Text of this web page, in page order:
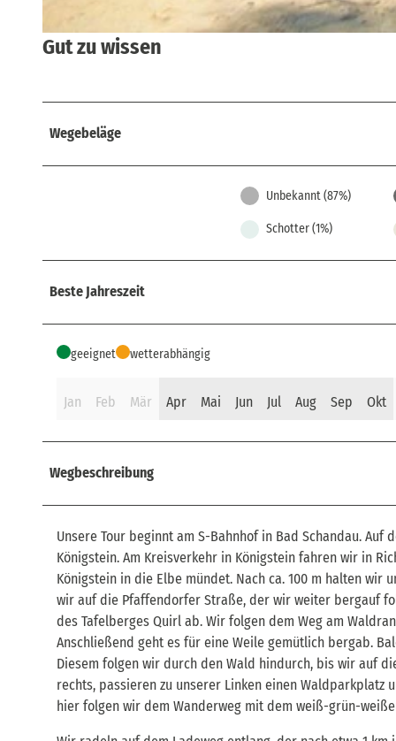
© Henrik Voigt, Tourismusverband Sächsische Schweiz
Gut zu wissen
Wegebeläge
Unbekannt (87%)
Schotter (1%)
Beste Jahreszeit
geeignet wetterabhängig
Jan Feb Mär Apr Mai Jun Jul Aug Sep Okt
Wegbeschreibung
Unsere Tour beginnt am S-Bahnhof in Bad Schandau.
Königstein. Am Kreisverkehr in Königstein fahren wir in
Königstein in die Elbe mündet. Nach ca. 100 m halten
wir auf die Pfaffendorfer Straße, der wir weiter bergauf
des Tafelberges Quirl ab. Wir folgen dem Weg am
Anschließend geht es für eine Weile gemütlich bergab.
Diesem folgen wir durch den Wald hindurch, bis wir auf
rechts, passieren zu unserer Linken einen
hier folgen wir dem Wanderweg mit dem weiß-grün-